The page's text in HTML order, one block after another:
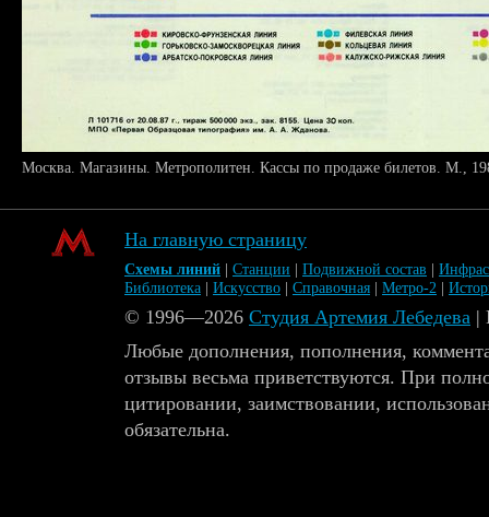
Москва. Магазины. Метрополитен. Кассы по продаже билетов. М.,
На главную страницу
Схемы линий | Станции | Подвижной состав |
Библиотека | Искусство | Справочная | Метро-2 |
© 1996—2026 Студия Артемия Лебедева |
Любые дополнения, пополнения,
отзывы весьма приветствуются. При
цитировании, заимствовании,
обязательна.